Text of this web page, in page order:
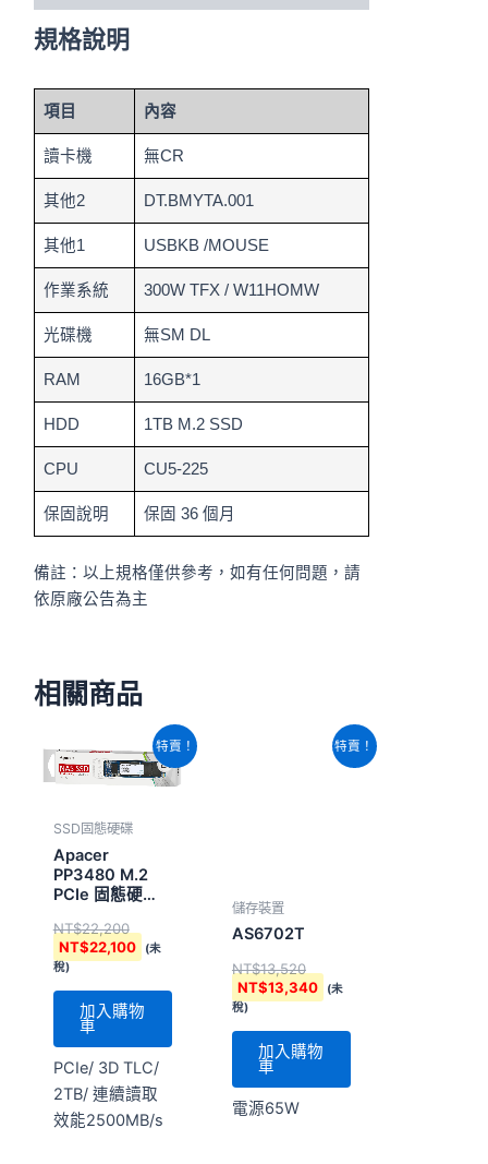
規格說明
項目 內容
讀卡機 無CR
其他2 DT.BMYTA.001
其他1 USBKB /MOUSE
作業系統 300W TFX / W11HOMW
光碟機 無SM DL
RAM 16GB*1
HDD 1TB M.2 SSD
CPU CU5-225
保固說明 保固 36 個月
備註：以上規格僅供參考，如有任何問題，請
依原廠公告為主
相關商品
特賣！
SSD固態硬碟
Apacer
PP3480 M.2
PCIe 固態硬
限保固)
NT$22,200
始
價
NT$22,100
目
前
價
(未
稅)
加入購物
車
PCIe/ 3D TLC/
2TB/ 連續讀取
效能2500MB/s
特賣！
儲存裝置
AS6702T
NT$13,520
NT$13,340
目
前
(未
稅)
加入購物
車
電源65W